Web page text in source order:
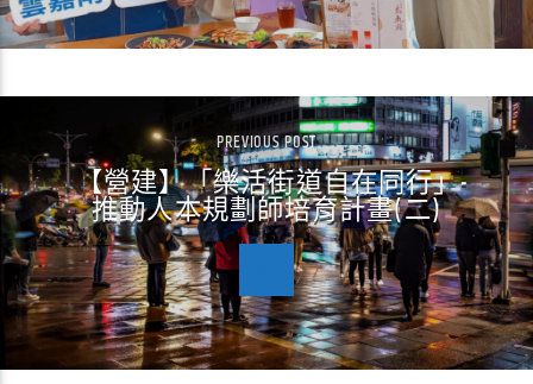
PREVIOUS POST
【營建】「樂活街道自在同行」-
推動人本規劃師培育計畫(二)